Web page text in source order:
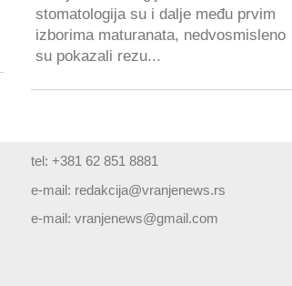
stomatologija su i dalje među prvim
izborima maturanata, nedvosmisleno
su pokazali rezu...
tel: +381 62 851 8881
e-mail: redakcija@vranjenews.rs
e-mail:vranjenews@gmail.com